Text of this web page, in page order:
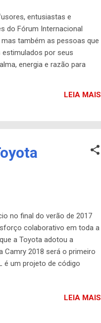
entusiastas e
do Fórum Internacional
também as pessoas que
por seus
energia e razão para
Livre, carinhosamente
LEIA MAIS
no final do verão de 2017
colaborativo em toda a
a Toyota adotou a
Camry 2018 será o primeiro
é um projeto de código
de código e umLEIA MAIS